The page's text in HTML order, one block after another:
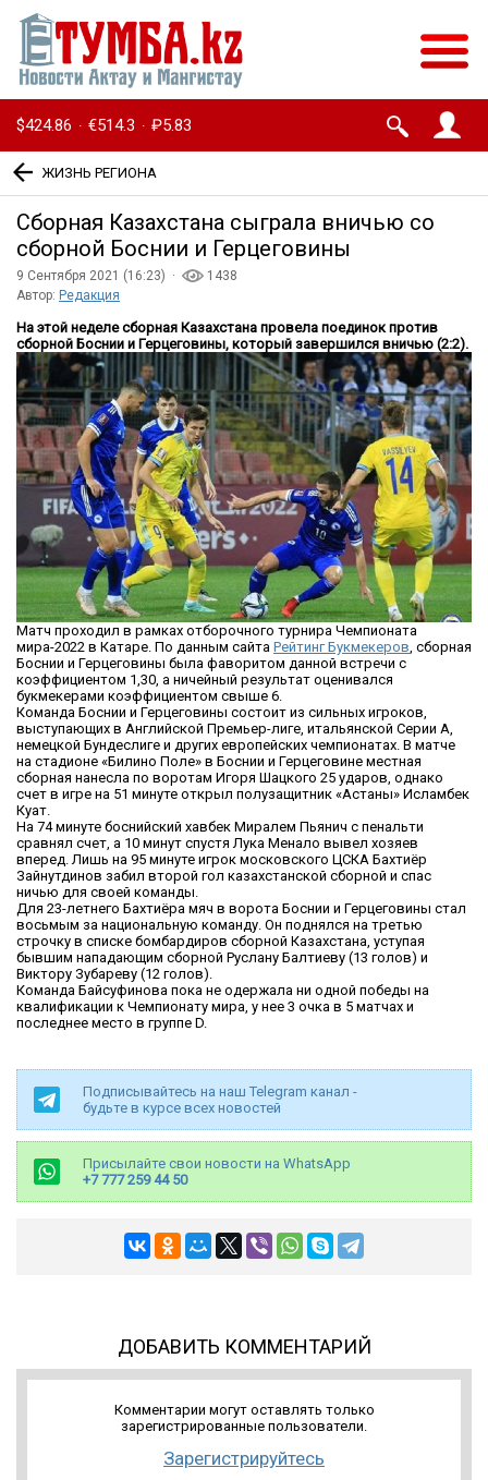
$424.86 · €514.3 · ₽5.83
ЖИЗНЬ РЕГИОНА
Сборная Казахстана сыграла вничью со
сборной Боснии и Герцеговины
9 Сентября 2021 (16:23) ·
1438
Автор: Редакция
На этой неделе сборная Казахстана провела поединок против
сборной Боснии и Герцеговины, который завершился вничью (2:2).
Матч проходил в рамках отборочного турнира Чемпионата
мира-2022 в Катаре. По данным сайта Рейтинг Букмекеров , сборная
Боснии и Герцеговины была фаворитом данной встречи с
коэффициентом 1,30, а ничейный результат оценивался
букмекерами коэффициентом свыше 6.
Команда Боснии и Герцеговины состоит из сильных игроков,
выступающих в Английской Премьер-лиге, итальянской Серии А,
немецкой Бундеслиге и других европейских чемпионатах. В матче
на стадионе «Билино Поле» в Боснии и Герцеговине местная
сборная нанесла по воротам Игоря Шацкого 25 ударов, однако
счет в игре на 51 минуте открыл полузащитник «Астаны» Исламбек
Куат.
На 74 минуте боснийский хавбек Миралем Пьянич с пенальти
сравнял счет, а 10 минут спустя Лука Менало вывел хозяев
вперед. Лишь на 95 минуте игрок московского ЦСКА Бахтиёр
Зайнутдинов забил второй гол казахстанской сборной и спас
ничью для своей команды.
Для 23-летнего Бахтиёра мяч в ворота Боснии и Герцеговины стал
восьмым за национальную команду. Он поднялся на третью
строчку в списке бомбардиров сборной Казахстана, уступая
бывшим нападающим сборной Руслану Балтиеву (13 голов) и
Виктору Зубареву (12 голов).
Команда Байсуфинова пока не одержала ни одной победы на
квалификации к Чемпионату мира, у нее 3 очка в 5 матчах и
последнее место в группе D.
Подписывайтесь на наш Telegram канал -
будьте в курсе всех новостей
Присылайте свои новости на WhatsApp
+7 777 259 44 50
ДОБАВИТЬ КОММЕНТАРИЙ
Комментарии могут оставлять только
зарегистрированные пользователи.
Зарегистрируйтесь